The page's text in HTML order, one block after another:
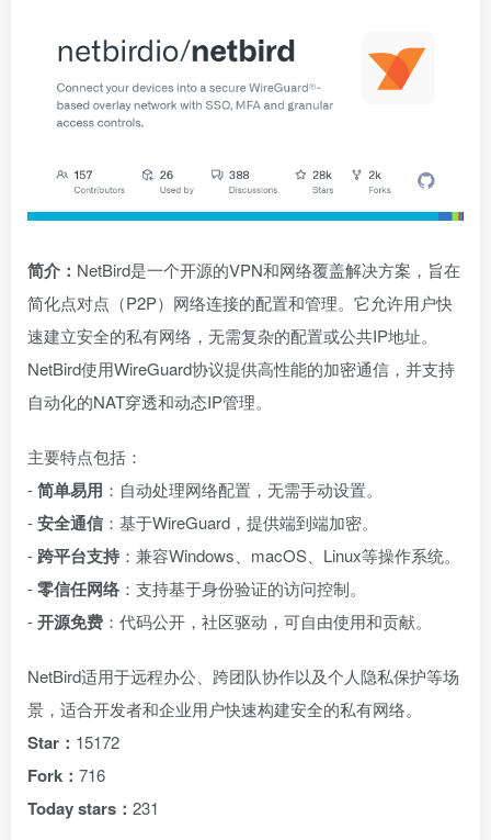
简介： NetBird是一个开源的VPN和网络覆盖解决方案，旨在
简化点对点（P2P）网络连接的配置和管理。它允许用户快
速建立安全的私有网络，无需复杂的配置或公共IP地址。
NetBird使用WireGuard协议提供高性能的加密通信，并支持
自动化的NAT穿透和动态IP管理。
主要特点包括：
-简单易用 ：自动处理网络配置，无需手动设置。
-安全通信：基于WireGuard，提供端到端加密。
- 跨平台支持：兼容Windows、macOS、Linux等操作系统。
-零信任网络 ：支持基于身份验证的访问控制。
-开源免费 ：代码公开，社区驱动，可自由使用和贡献。
NetBird适用于远程办公、跨团队协作以及个人隐私保护等场
景，适合开发者和企业用户快速构建安全的私有网络。
Star： 15172
Fork： 716
Today stars： 231